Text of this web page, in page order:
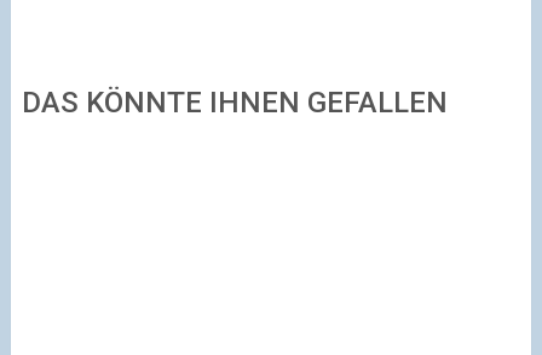
DAS KÖNNTE IHNEN GEFALLEN